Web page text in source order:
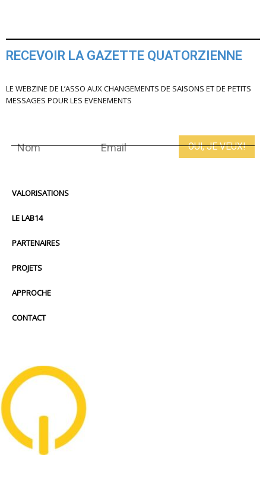
RECEVOIR LA GAZETTE QUATORZIENNE
LE WEBZINE DE L’ASSO AUX CHANGEMENTS DE SAISONS ET DE PETITS
MESSAGES POUR LES EVENEMENTS
VALORISATIONS
LE LAB14
PARTENAIRES
PROJETS
APPROCHE
CONTACT